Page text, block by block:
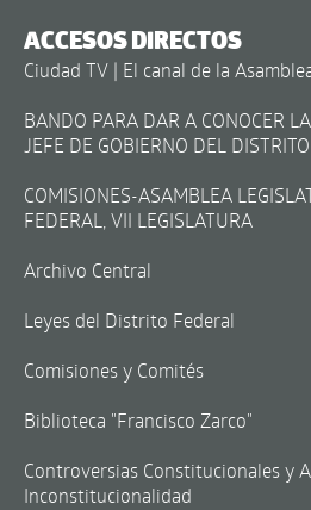
ACCESOS DIRECTOS
Ciudad TV | El canal de la
BANDO PARA DAR A CONOCER
JEFE DE GOBIERNO DEL
COMISIONES-ASAMBLEA
FEDERAL, VII LEGISLATURA
Archivo Central
Leyes del Distrito Federal
Comisiones y Comités
Biblioteca "Francisco Zarco"
Controversias Constitucionales y
Inconstitucionalidad